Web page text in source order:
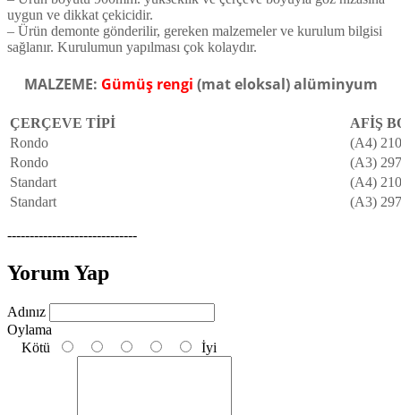
uygun ve dikkat çekicidir.
– Ürün demonte gönderilir, gereken malzemeler ve kurulum bilgisi
sağlanır. Kurulumun yapılması çok kolaydır.
MALZEME: Gümüş rengi (mat eloksal) alüminyum
ÇERÇEVE TİPİ
AFİŞ
Rondo
(A4)
Rondo
(A3)
Standart
(A4)
Standart
(A3)
-----------------------------
Yorum Yap
Adınız
Oylama
Kötü
İyi